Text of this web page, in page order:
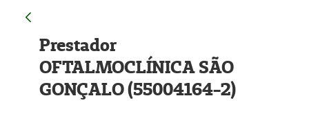
Prestador
OFTALMOCLÍNICA SÃO
GONÇALO (55004164-2)